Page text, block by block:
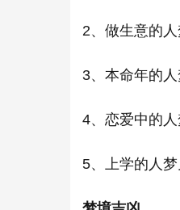
2、做生意的
3、本命年的
4、恋爱中的
5、上学的人